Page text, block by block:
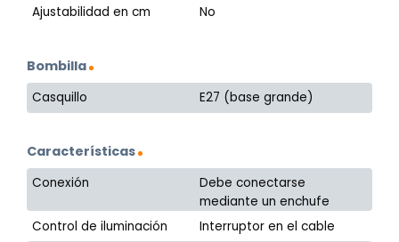
Ajustabilidad en cm
No
Bombilla
Casquillo E27 (base grande)
Características
Conexión
Debe conectarse
mediante un enchufe
Control de iluminación
Interruptor en el cable